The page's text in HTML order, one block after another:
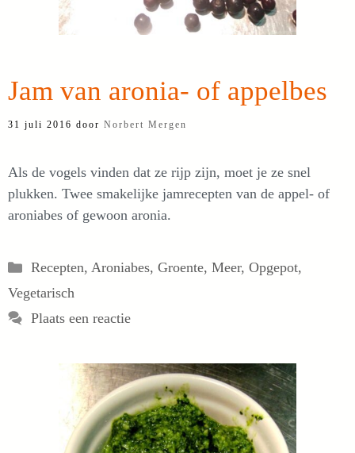
Jam van aronia- of appelbes
31 juli 2016 door Norbert Mergen
Als de vogels vinden dat ze rijp zijn, moet je ze snel
plukken. Twee smakelijke jamrecepten van de appel- of
aroniabes of gewoon aronia.
Categorieën
Recepten, Aroniabes, Groente, Meer, Opgepot,
Vegetarisch
Plaats een reactie